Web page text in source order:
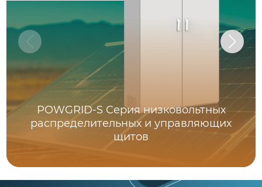
POWGRID-S Серия низковольтных
распределительных и управляющих
щитов